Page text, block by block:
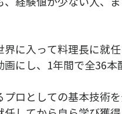
に入って料理長に就
にし、1年間で全36本
ロとしての基本技術